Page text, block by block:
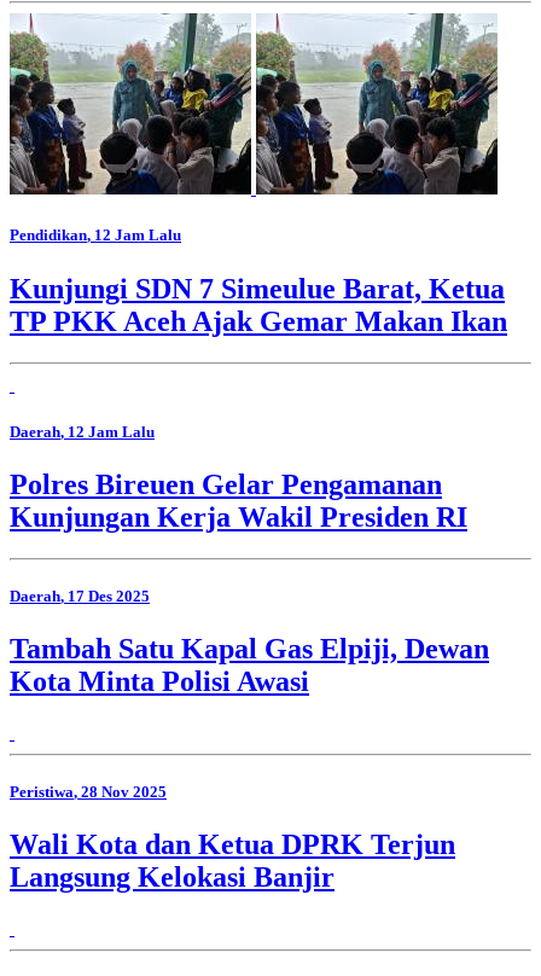
Pendidikan, 12 Jam Lalu
Kunjungi SDN 7 Simeulue Barat, Ketua
TP PKK Aceh Ajak Gemar Makan Ikan
Daerah, 12 Jam Lalu
Polres Bireuen Gelar Pengamanan
Kunjungan Kerja Wakil Presiden RI
Daerah, 17 Des 2025
Tambah Satu Kapal Gas Elpiji, Dewan
Kota Minta Polisi Awasi
Peristiwa, 28 Nov 2025
Wali Kota dan Ketua DPRK Terjun
Langsung Kelokasi Banjir